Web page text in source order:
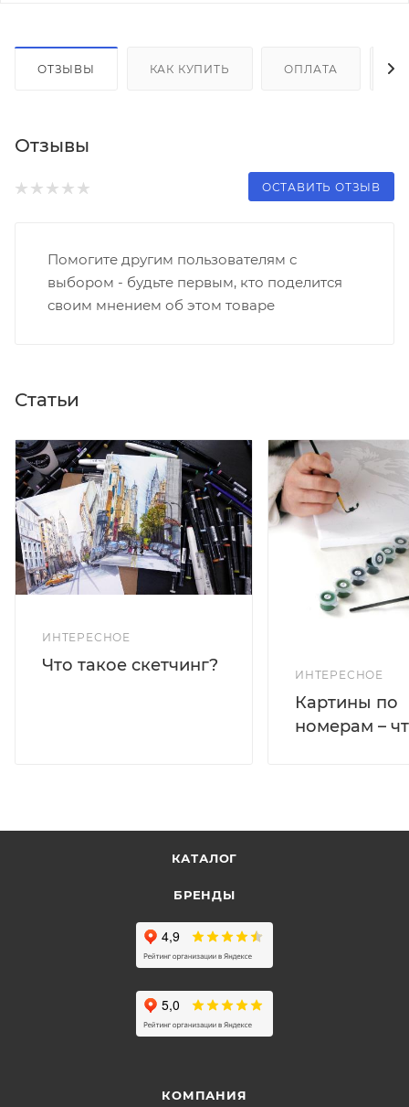
ОТЗЫВЫ КАК КУПИТЬ ОПЛАТА
Отзывы
ОСТАВИТЬ ОТЗЫВ
Помогите другим пользователям с
выбором - будьте первым, кто поделится
своим мнением об этом товаре
Статьи
ИНТЕРЕСНОЕ
Что такое скетчинг?
ИНТЕРЕСНОЕ
Картины по
номерам –
КАТАЛОГ
БРЕНДЫ
КОМПАНИЯ